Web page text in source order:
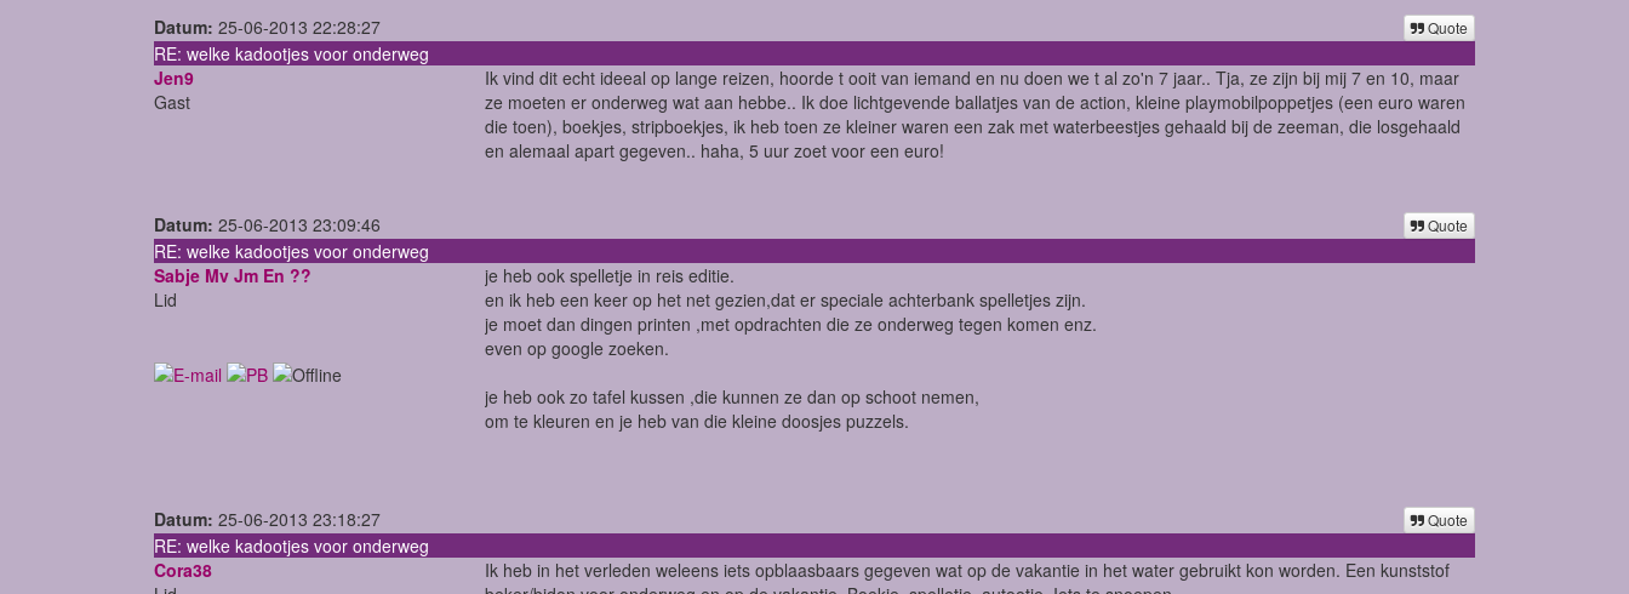
Datum: 25-06-2013 22:28:27 Quote
RE: welke kadootjes voor onderweg
Jen9
Gast
Ik vind dit echt ideeal op lange reizen, hoorde t ooit van iemand en nu doen we t al zo'n 7 jaar.. Tja, ze zijn bij mij 7 en 10, maar
ze moeten er onderweg wat aan hebbe.. Ik doe lichtgevende ballatjes van de action, kleine playmobilpoppetjes (een euro waren
die toen), boekjes, stripboekjes, ik heb toen ze kleiner waren een zak met waterbeestjes gehaald bij de zeeman, die losgehaald
en alemaal apart gegeven.. haha, 5 uur zoet voor een euro!
Datum: 25-06-2013 23:09:46 Quote
RE: welke kadootjes voor onderweg
Sabje Mv Jm En ??
Lid
je heb ook spelletje in reis editie.
en ik heb een keer op het net gezien,dat er speciale achterbank spelletjes zijn.
je moet dan dingen printen ,met opdrachten die ze onderweg tegen komen enz.
even op google zoeken.
je heb ook zo tafel kussen ,die kunnen ze dan op schoot nemen,
om te kleuren en je heb van die kleine doosjes puzzels.
Datum: 25-06-2013 23:18:27 Quote
RE: welke kadootjes voor onderweg
Cora38
Ik heb in het verleden weleens iets opblaasbaars gegeven wat op de vakantie in het water gebruikt kon worden. Een kunststof